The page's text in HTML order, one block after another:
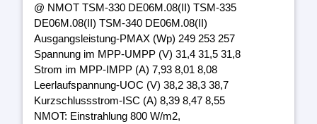
@ NMOT TSM-330 DE06M.08(II) TSM-335
DE06M.08(II) TSM-340 DE06M.08(II)
Ausgangsleistung-PMAX (Wp) 249 253 257
Spannung im MPP-UMPP (V) 31,4 31,5 31,8
Strom im MPP-IMPP (A) 7,93 8,01 8,08
Leerlaufspannung-UOC (V) 38,2 38,3 38,7
Kurzschlussstrom-ISC (A) 8,39 8,47 8,55
NMOT: Einstrahlung 800 W/m2,